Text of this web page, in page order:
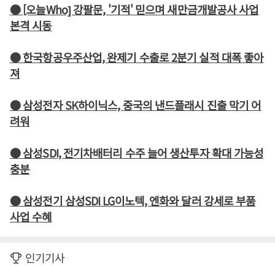
● [오늘Who] 강팔문, '기적' 믿으며 새만금개발공사 사업
본격 시동
● 한국항공우주산업, 완제기 수출로 2분기 실적 대폭 좋아
져
● 삼성전자 SK하이닉스, 중국의 낸드플래시 진출 막기 어
려워
● 삼성SDI, 전기차배터리 수주 늘어 생산투자 확대 가능성
충분
● 삼성전기 삼성SDI LG이노텍, 엔화와 달러 강세로 부품
사업 수혜
인기기사